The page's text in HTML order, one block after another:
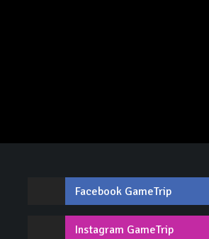
Facebook GameTrip
Instagram GameTrip